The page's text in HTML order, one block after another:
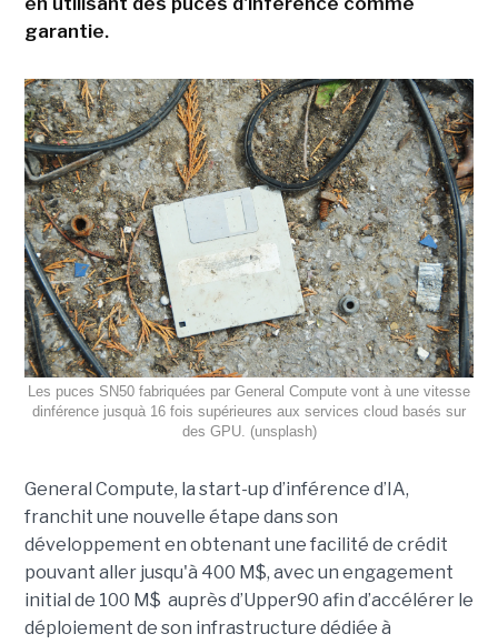
garantie.
Les puces SN50 fabriquées par General Compute vont à une vitesse
dinférence jusquà 16 fois supérieures aux services cloud basés sur
des GPU. (unsplash)
General Compute, la start-up d’inférence d’IA,
franchit une nouvelle étape dans son
développement en obtenant une facilité de crédit
pouvant aller jusqu'à 400 M$, avec un engagement
initial de 100 M$ auprès d’Upper90 afin d’accélérer le
déploiement de son infrastructure dédiée à